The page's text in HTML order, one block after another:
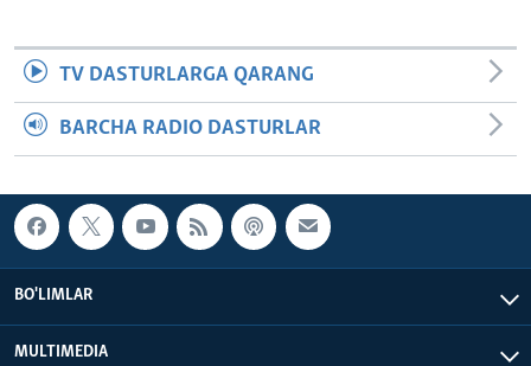
TV DASTURLARGA QARANG
BARCHA RADIO DASTURLAR
BO'LIMLAR
MULTIMEDIA